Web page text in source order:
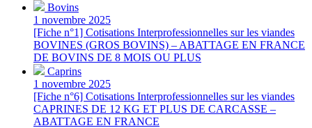
Bovins
1 novembre 2025
[Fiche n°1] Cotisations Interprofessionnelles sur les viandes
BOVINES (GROS BOVINS) – ABATTAGE EN FRANCE
DE BOVINS DE 8 MOIS OU PLUS
Caprins
1 novembre 2025
[Fiche n°6] Cotisations Interprofessionnelles sur les viandes
CAPRINES DE 12 KG ET PLUS DE CARCASSE –
ABATTAGE EN FRANCE